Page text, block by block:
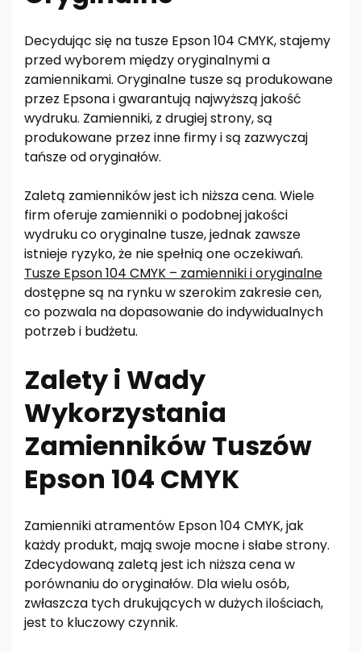
Decydując się na tusze Epson 104 CMYK, stajemy
przed wyborem między oryginalnymi a
zamiennikami. Oryginalne tusze są produkowane
przez Epsona i gwarantują najwyższą jakość
wydruku. Zamienniki, z drugiej strony, są
produkowane przez inne firmy i są zazwyczaj
tańsze od oryginałów.
Zaletą zamienników jest ich niższa cena. Wiele
firm oferuje zamienniki o podobnej jakości
wydruku co oryginalne tusze, jednak zawsze
istnieje ryzyko, że nie spełnią one oczekiwań.
Tusze Epson 104 CMYK – zamienniki i oryginalne
dostępne są na rynku w szerokim zakresie cen,
co pozwala na dopasowanie do indywidualnych
potrzeb i budżetu.
Zalety i Wady
Wykorzystania
Zamienników Tuszów
Epson 104 CMYK
Zamienniki atramentów Epson 104 CMYK, jak
każdy produkt, mają swoje mocne i słabe strony.
Zdecydowaną zaletą jest ich niższa cena w
porównaniu do oryginałów. Dla wielu osób,
zwłaszcza tych drukujących w dużych ilościach,
jest to kluczowy czynnik.